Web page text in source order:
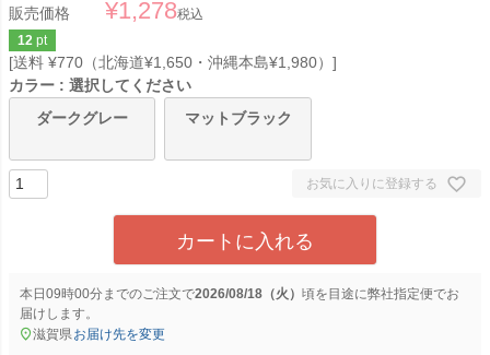
販売価格 ¥1,278税込
12 pt
送料 ¥770（北海道¥1,650・沖縄本島¥1,980）
カラー
選択してください
ダークグレー
マットブラック
お気に入りに登録する
カートに入れる
本日 09時00分までのご注文で2026/08/18（火） に弊社指定便でお
届けします。
滋賀県お届け先を変更